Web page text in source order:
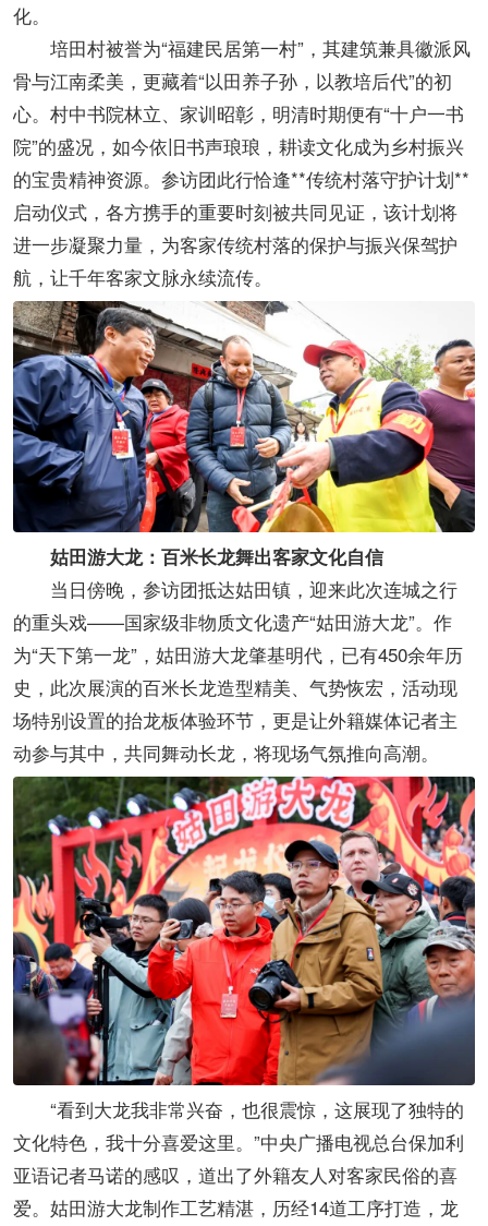
化。
培田村被誉为“福建民居第一村”，其建筑兼具徽派风
骨与江南柔美，更藏着“以田养子孙，以教培后代”的初
心。村中书院林立、家训昭彰，明清时期便有“十户一书
院”的盛况，如今依旧书声琅琅，耕读文化成为乡村振兴
的宝贵精神资源。参访团此行恰逢**传统村落守护计划**
启动仪式，各方携手的重要时刻被共同见证，该计划将
进一步凝聚力量，为客家传统村落的保护与振兴保驾护
航，让千年客家文脉永续流传。
姑田游大龙：百米长龙舞出客家文化自信
当日傍晚，参访团抵达姑田镇，迎来此次连城之行
的重头戏——国家级非物质文化遗产“姑田游大龙”。作
为“天下第一龙”，姑田游大龙肇基明代，已有450余年历
史，此次展演的百米长龙造型精美、气势恢宏，活动现
场特别设置的抬龙板体验环节，更是让外籍媒体记者主
动参与其中，共同舞动长龙，将现场气氛推向高潮。
“看到大龙我非常兴奋，也很震惊，这展现了独特的
文化特色，我十分喜爱这里。”中央广播电视总台保加利
亚语记者马诺的感叹，道出了外籍友人对客家民俗的喜
爱。姑田游大龙制作工艺精湛，历经14道工序打造，龙